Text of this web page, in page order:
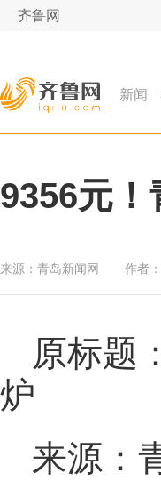
齐鲁网
新闻
9356元！
来源： 青岛新闻网 作者：
原标题
炉
来源：